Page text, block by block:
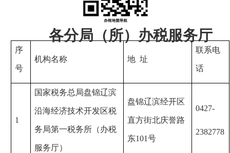
各分局（所）办税服务厅
序
号
机构名称 地 址
联系电
话
1
国家税务总局盘锦辽滨
沿海经济技术开发区税
务局第一税务所（办税
服务厅）
盘锦辽滨经开区
直方街北庆誉路
东101号
0427-
2382778